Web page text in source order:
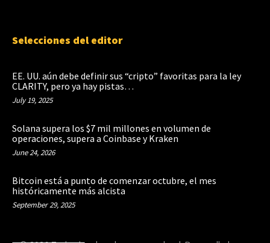
Selecciones del editor
EE. UU. aún debe definir sus “cripto” favoritas para la ley
CLARITY, pero ya hay pistas…
July 19, 2025
Solana supera los $7 mil millones en volumen de
operaciones, supera a Coinbase y Kraken
June 24, 2026
Bitcoin está a punto de comenzar octubre, el mes
históricamente más alcista
September 29, 2025